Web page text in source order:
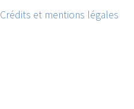
Crédits et mentions légales